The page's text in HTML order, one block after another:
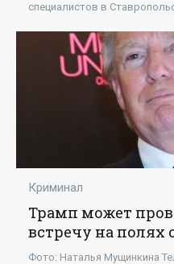
специалистов в
Криминал
Трамп может
встречу на
«Новости»
Фото: Наталья Мущинкина